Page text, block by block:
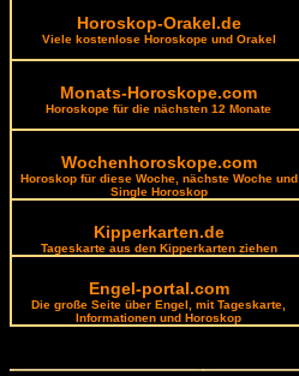
Horoskop-Orakel.de
Viele kostenlose Horoskope und Orakel
Monats-Horoskope.com
Horoskope für die nächsten 12 Monate
Wochenhoroskope.com
Horoskop für diese Woche, nächste Woche und
Single Horoskop
Kipperkarten.de
Tageskarte aus den Kipperkarten ziehen
Engel-portal.com
Die große Seite über Engel, mit Tageskarte,
Informationen und Horoskop